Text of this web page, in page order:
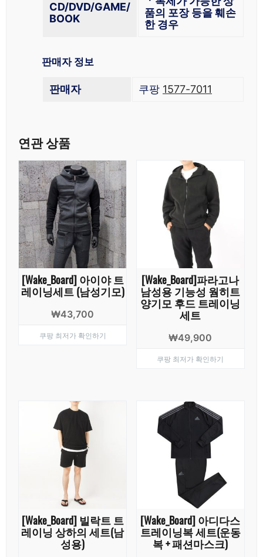
CD/DVD/GAME/
BOOK
품의 포장 등을 훼손
한 경우
판매자 정보
판매자 쿠팡 1577-7011
연관 상품
[Wake_Board] 아이야 트
레이닝세트 (남성기모)
₩43,700
쿠팡 최저가 확인하기
[Wake_Board]파라고나
남성용 기능성 웜히트
양기모 후드 트레이닝
세트
₩49,900
쿠팡 최저가 확인하기
[Wake_Board] 빌락트 트
레이닝 상하의 세트(남
성용)
[Wake_Board] 아디다스
트레이닝복 세트(운동
복 + 패션마스크)